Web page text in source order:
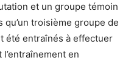
et un groupe témoin
qu’un troisième groupe de
été entraînés à effectuer
en